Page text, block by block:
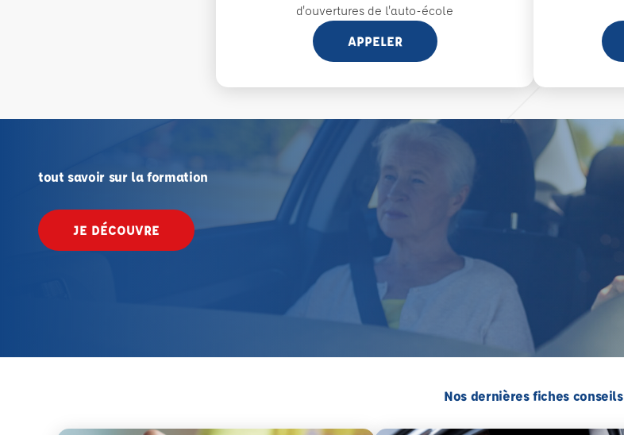
d'ouvertures de l'auto-école
APPELER
tout savoir sur la formation
JE DÉCOUVRE
Nos dernières fiches conseils